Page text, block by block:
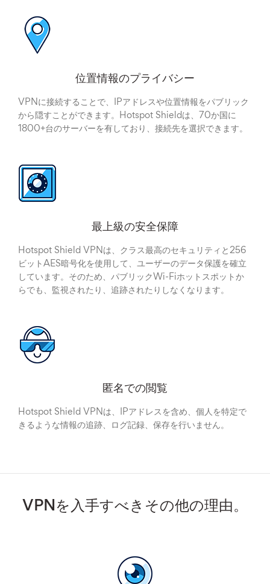
位置情報のプライバシー
VPNに接続することで、IPアドレスや位置情報をパブリック
から隠すことができます。Hotspot Shieldは、70か国に
1800+台のサーバーを有しており、接続先を選択できます。
最上級の安全保障
Hotspot Shield VPNは、クラス最高のセキュリティと256
ビットAES暗号化を使用して、ユーザーのデータ保護を確立
しています。そのため、パブリックWi-Fiホットスポットか
らでも、監視されたり、追跡されたりしなくなります。
匿名での閲覧
Hotspot Shield VPNは、IPアドレスを含め、個人を特定で
きるような情報の追跡、ログ記録、保存を行いません。
VPNを入手すべきその他の理由。